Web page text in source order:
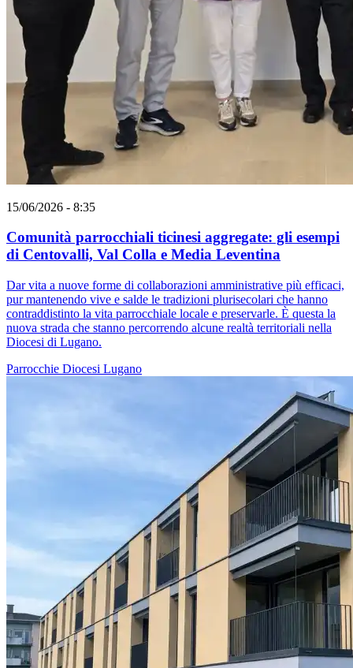
15/06/2026 - 8:35
Comunità parrocchiali ticinesi aggregate: gli esempi
di Centovalli, Val Colla e Media Leventina
Dar vita a nuove forme di collaborazioni amministrative più efficaci,
pur mantenendo vive e salde le tradizioni plurisecolari che hanno
contraddistinto la vita parrocchiale locale e preservarle. È questa la
nuova strada che stanno percorrendo alcune realtà territoriali nella
Diocesi di Lugano.
Parrocchie Diocesi Lugano